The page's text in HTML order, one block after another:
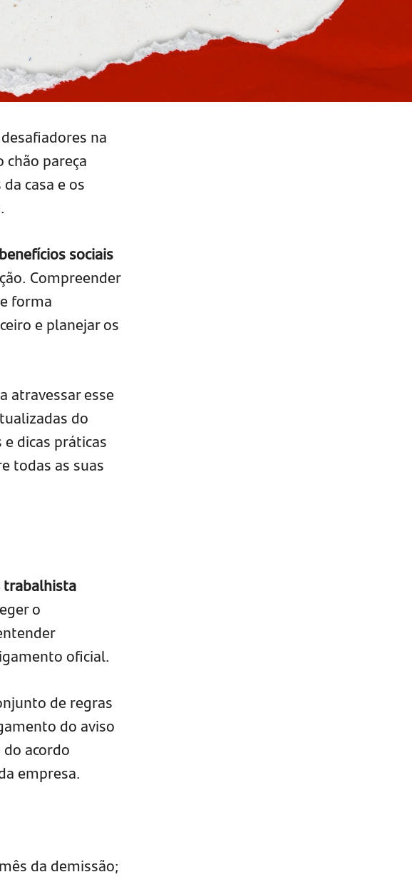
na
pareça
casa e os
sociais
Compreender
forma
e planejar os
atravessar esse
do
dicas práticas
todas as suas
trabalhista
o
oficial.
de regras
do aviso
acordo
empresa.
da demissão;